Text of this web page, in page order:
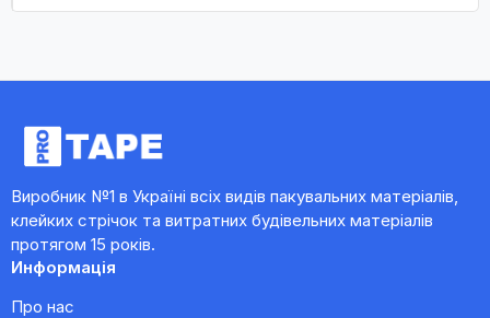
Виробник №1 в Україні всіх видів пакувальних матеріалів,
клейких стрічок та витратних будівельних матеріалів
протягом 15 років.
Информація
Про нас